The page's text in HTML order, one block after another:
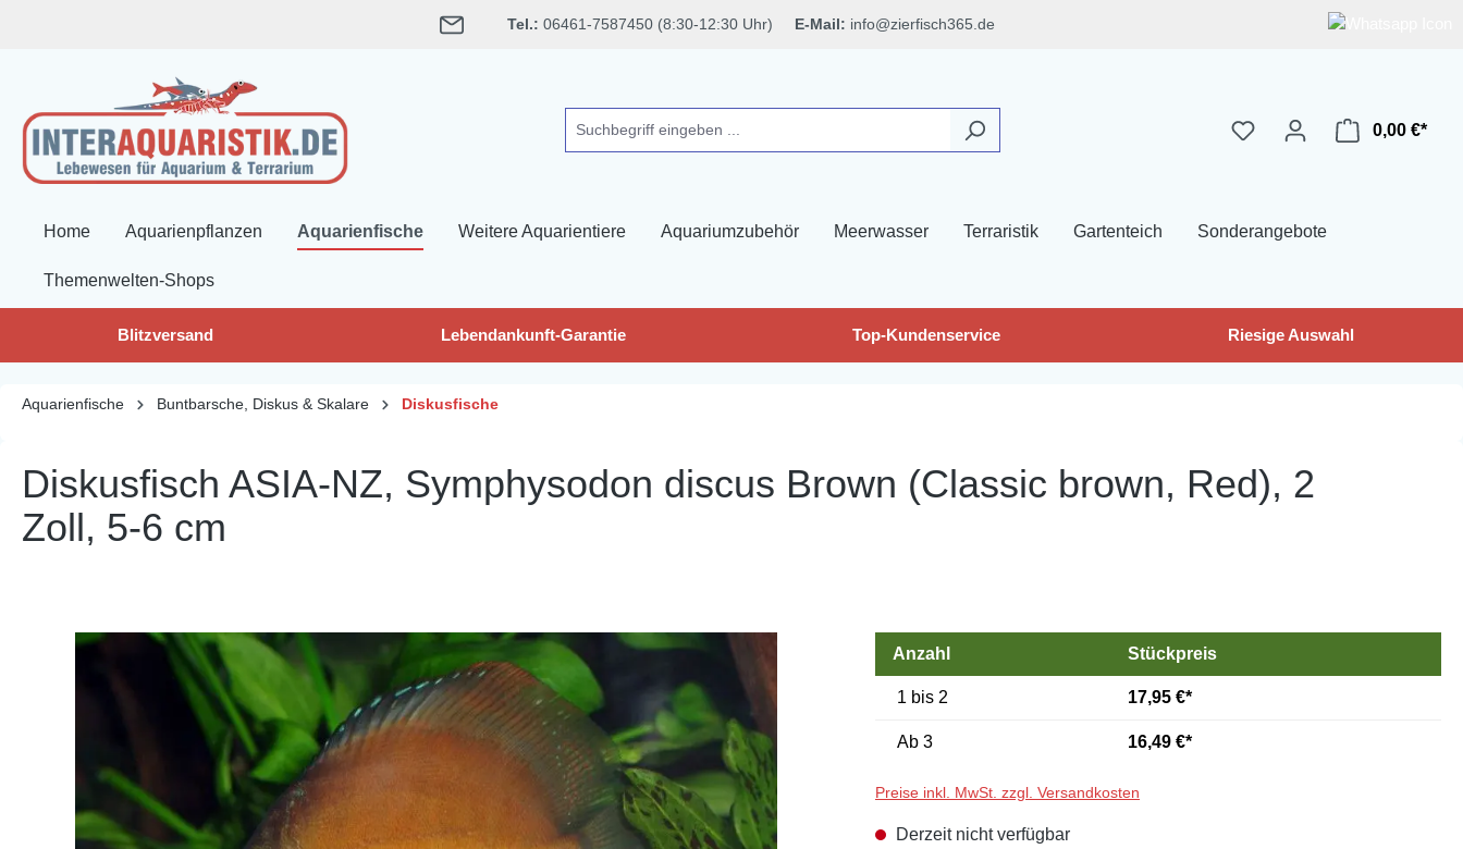
Tel.: 06461-7587450 (8:30-12:30 Uhr) E-Mail: info@zierfisch365.de
0,00 €*
Home Aquarienpflanzen Aquarienfische Weitere Aquarientiere Aquariumzubehör Meerwasser Terraristik Gartenteich Sonderangebote
Themenwelten-Shops
Blitzversand Lebendankunft-Garantie Top-Kundenservice Riesige Auswahl
Aquarienfische Buntbarsche, Diskus & Skalare Diskusfische
Diskusfisch ASIA-NZ, Symphysodon discus Brown (Classic brown, Red), 2
Zoll, 5-6 cm
Bildergalerie überspringen
Anzahl Stückpreis
1 bis 2 17,95 €*
Ab 3 16,49 €*
Preise inkl. MwSt. zzgl. Versandkosten
Derzeit nicht verfügbar